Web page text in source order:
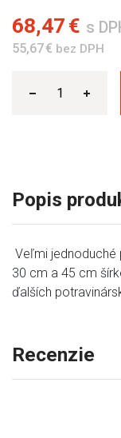
68,47 € s
55,67 € bez DPH
Popis
Veľmi jednoduché
30 cm a 45 cm
ďalších
Recenzie